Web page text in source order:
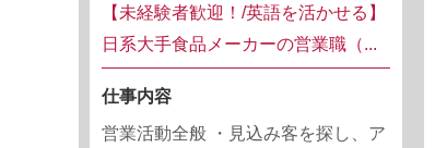
【未経験者歓迎！/英語を活かせる】
日系大手食品メーカーの営業職（...
仕事内容
営業活動全般 ・見込み客を探し、ア